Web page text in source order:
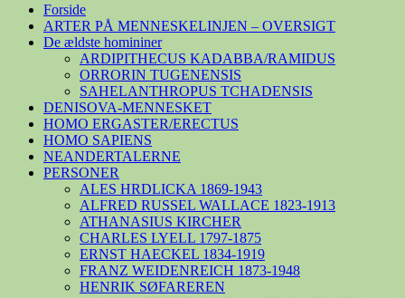
Forside
ARTER PÅ MENNESKELINJEN – OVERSIGT
De ældste homininer
ARDIPITHECUS KADABBA/RAMIDUS
ORRORIN TUGENENSIS
SAHELANTHROPUS TCHADENSIS
DENISOVA-MENNESKET
HOMO ERGASTER/ERECTUS
HOMO SAPIENS
NEANDERTALERNE
PERSONER
ALES HRDLICKA 1869-1943
ALFRED RUSSEL WALLACE 1823-1913
ATHANASIUS KIRCHER
CHARLES LYELL 1797-1875
ERNST HAECKEL 1834-1919
FRANZ WEIDENREICH 1873-1948
HENRIK SØFAREREN